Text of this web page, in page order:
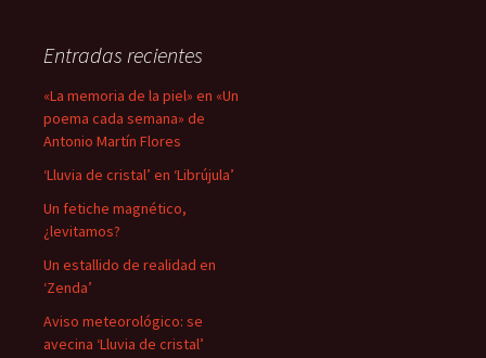
Entradas recientes
«La memoria de la piel» en «Un
poema cada semana» de
Antonio Martín Flores
‘Lluvia de cristal’ en ‘Librújula’
Un fetiche magnético,
¿levitamos?
Un estallido de realidad en
‘Zenda’
Aviso meteorológico: se
avecina ‘Lluvia de cristal’